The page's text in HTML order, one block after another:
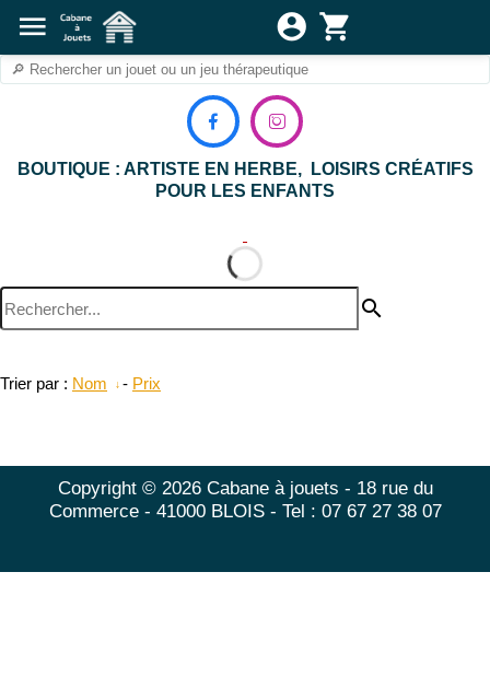
 
BOUTIQUE : ARTISTE EN HERBE, LOISIRS CRÉATIFS
POUR LES ENFANTS
search
Trier par : Nom - Prix
Copyright © 2026 Cabane à jouets - 18 rue du
Commerce - 41000 BLOIS - Tel : 07 67 27 38 07
menu account_circle shopping_cart